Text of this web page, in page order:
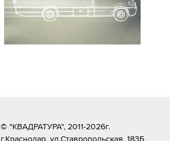
© "КВАДРАТУРА", 2011-2026г.
г.Краснодар, ул.Ставропольская, 183Б